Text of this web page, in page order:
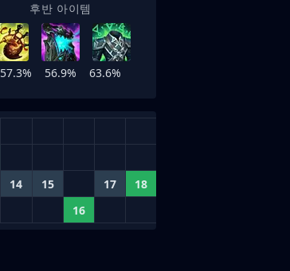
후반 아이템
57.3% 56.9% 63.6%
14 15 17 18
16